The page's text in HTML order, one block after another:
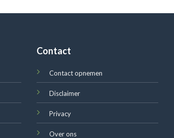
Contact
Contact opnemen
Disclaimer
Privacy
Over ons